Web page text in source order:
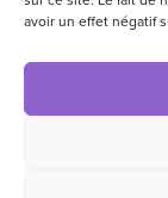
avoir un effet négatif